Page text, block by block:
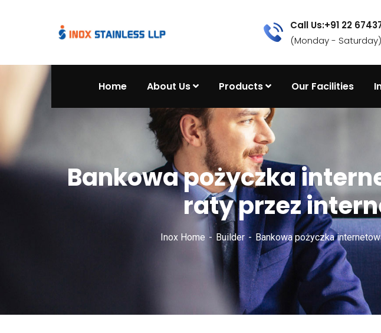
Call Us:+91 22
(Monday - Saturday)
Home About Us Products Our Facilities
Bankowa pożyczka
raty przez
Inox Home Builder Bankowa pożyczka